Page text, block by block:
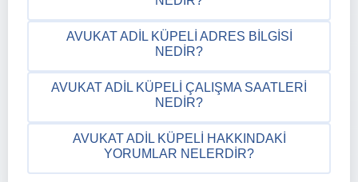
AVUKAT ADIL KÜPELI ADRES BILGISI
NEDIR?
AVUKAT ADIL KÜPELI ÇALIŞMA SAATLERI
NEDIR?
AVUKAT ADIL KÜPELI HAKKINDAKI
YORUMLAR NELERDIR?